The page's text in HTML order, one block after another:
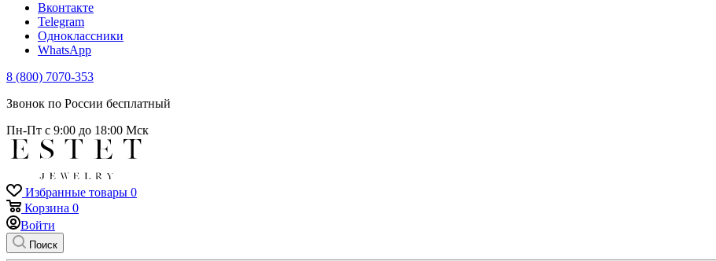
Вконтакте
Telegram
Одноклассники
WhatsApp
8 (800) 7070-353
Звонок по России бесплатный
Пн-Пт с 9:00 до 18:00 Мск
Избранные товары 0
Корзина 0
Войти
Поиск